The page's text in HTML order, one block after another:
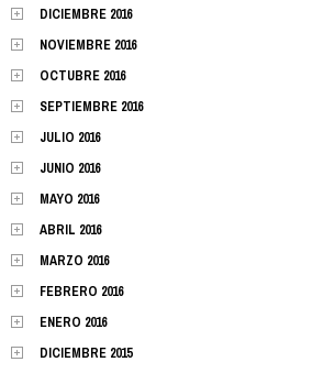
DICIEMBRE 2016
NOVIEMBRE 2016
OCTUBRE 2016
SEPTIEMBRE 2016
JULIO 2016
JUNIO 2016
MAYO 2016
ABRIL 2016
MARZO 2016
FEBRERO 2016
ENERO 2016
DICIEMBRE 2015